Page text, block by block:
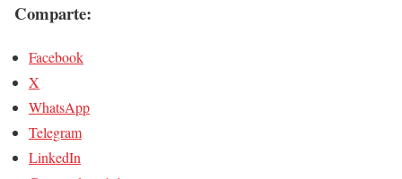
Comparte:
Facebook
X
WhatsApp
Telegram
LinkedIn